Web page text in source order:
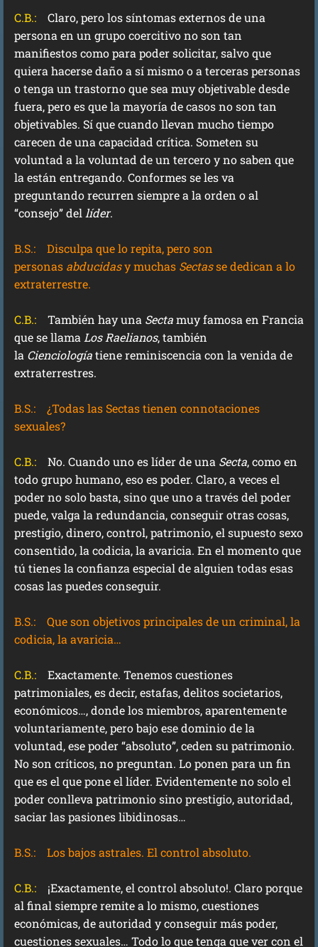
C.B.: Claro, pero los síntomas externos de una
persona en un grupo coercitivo no son tan
manifiestos como para poder solicitar, salvo que
quiera hacerse daño a sí mismo o a terceras personas
o tenga un trastorno que sea muy objetivable desde
fuera, pero es que la mayoría de casos no son tan
objetivables. Sí que cuando llevan mucho tiempo
carecen de una capacidad crítica. Someten su
voluntad a la voluntad de un tercero y no saben que
la están entregando. Conformes se les va
preguntando recurren siempre a la orden o al
“consejo” del líder.
B.S.:
Disculpa que lo repita, pero son
personas abducidasy muchas Sectasse dedican a lo
extraterrestre.
C.B.: También hay una Sectamuy famosa en Francia
que se llama Los Raelianos, también
la Cienciologíatiene reminiscencia con la venida de
extraterrestres.
B.S.:
¿Todas las Sectas tienen connotaciones
sexuales?
C.B.: No. Cuando uno es líder de una Secta, como en
todo grupo humano, eso es poder. Claro, a veces el
poder no solo basta, sino que uno a través del poder
puede, valga la redundancia, conseguir otras cosas,
prestigio, dinero, control, patrimonio, el supuesto sexo
consentido, la codicia, la avaricia. En el momento que
tú tienes la confianza especial de alguien todas esas
cosas las puedes conseguir.
B.S.:
Que son objetivos principales de un criminal, la
codicia, la avaricia…
C.B.:
Exactamente. Tenemos cuestiones
patrimoniales, es decir, estafas, delitos societarios,
económicos…, donde los miembros, aparentemente
voluntariamente, pero bajo ese dominio de la
voluntad, ese poder “absoluto”, ceden su patrimonio.
No son críticos, no preguntan. Lo ponen para un fin
que es el que pone el líder. Evidentemente no solo el
poder conlleva patrimonio sino prestigio, autoridad,
saciar las pasiones libidinosas…
B.S.: Los bajos astrales. El control absoluto.
C.B.:
¡Exactamente, el control absoluto!. Claro porque
al final siempre remite a lo mismo, cuestiones
económicas, de autoridad y conseguir más poder,
cuestiones sexuales… Todo lo que tenga que ver con el